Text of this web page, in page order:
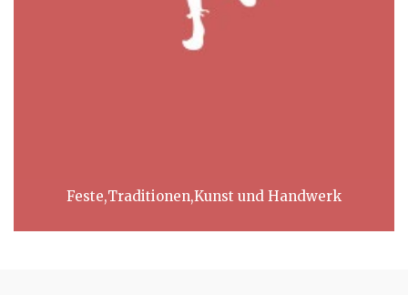
Feste,Traditionen,Kunst und Handwerk